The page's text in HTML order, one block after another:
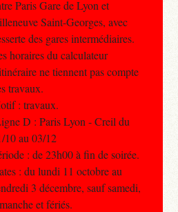
Paris Gare de Lyon et
Saint-Georges, avec
des gares intermédiaires.
horaires du calculateur
ne tiennent pas compte
travaux.
: travaux.
D : Paris Lyon - Creil du
10 au 03/12
: de 23h00 à fin de soirée.
: du lundi 11 octobre au
3 décembre, sauf samedi,
et fériés.